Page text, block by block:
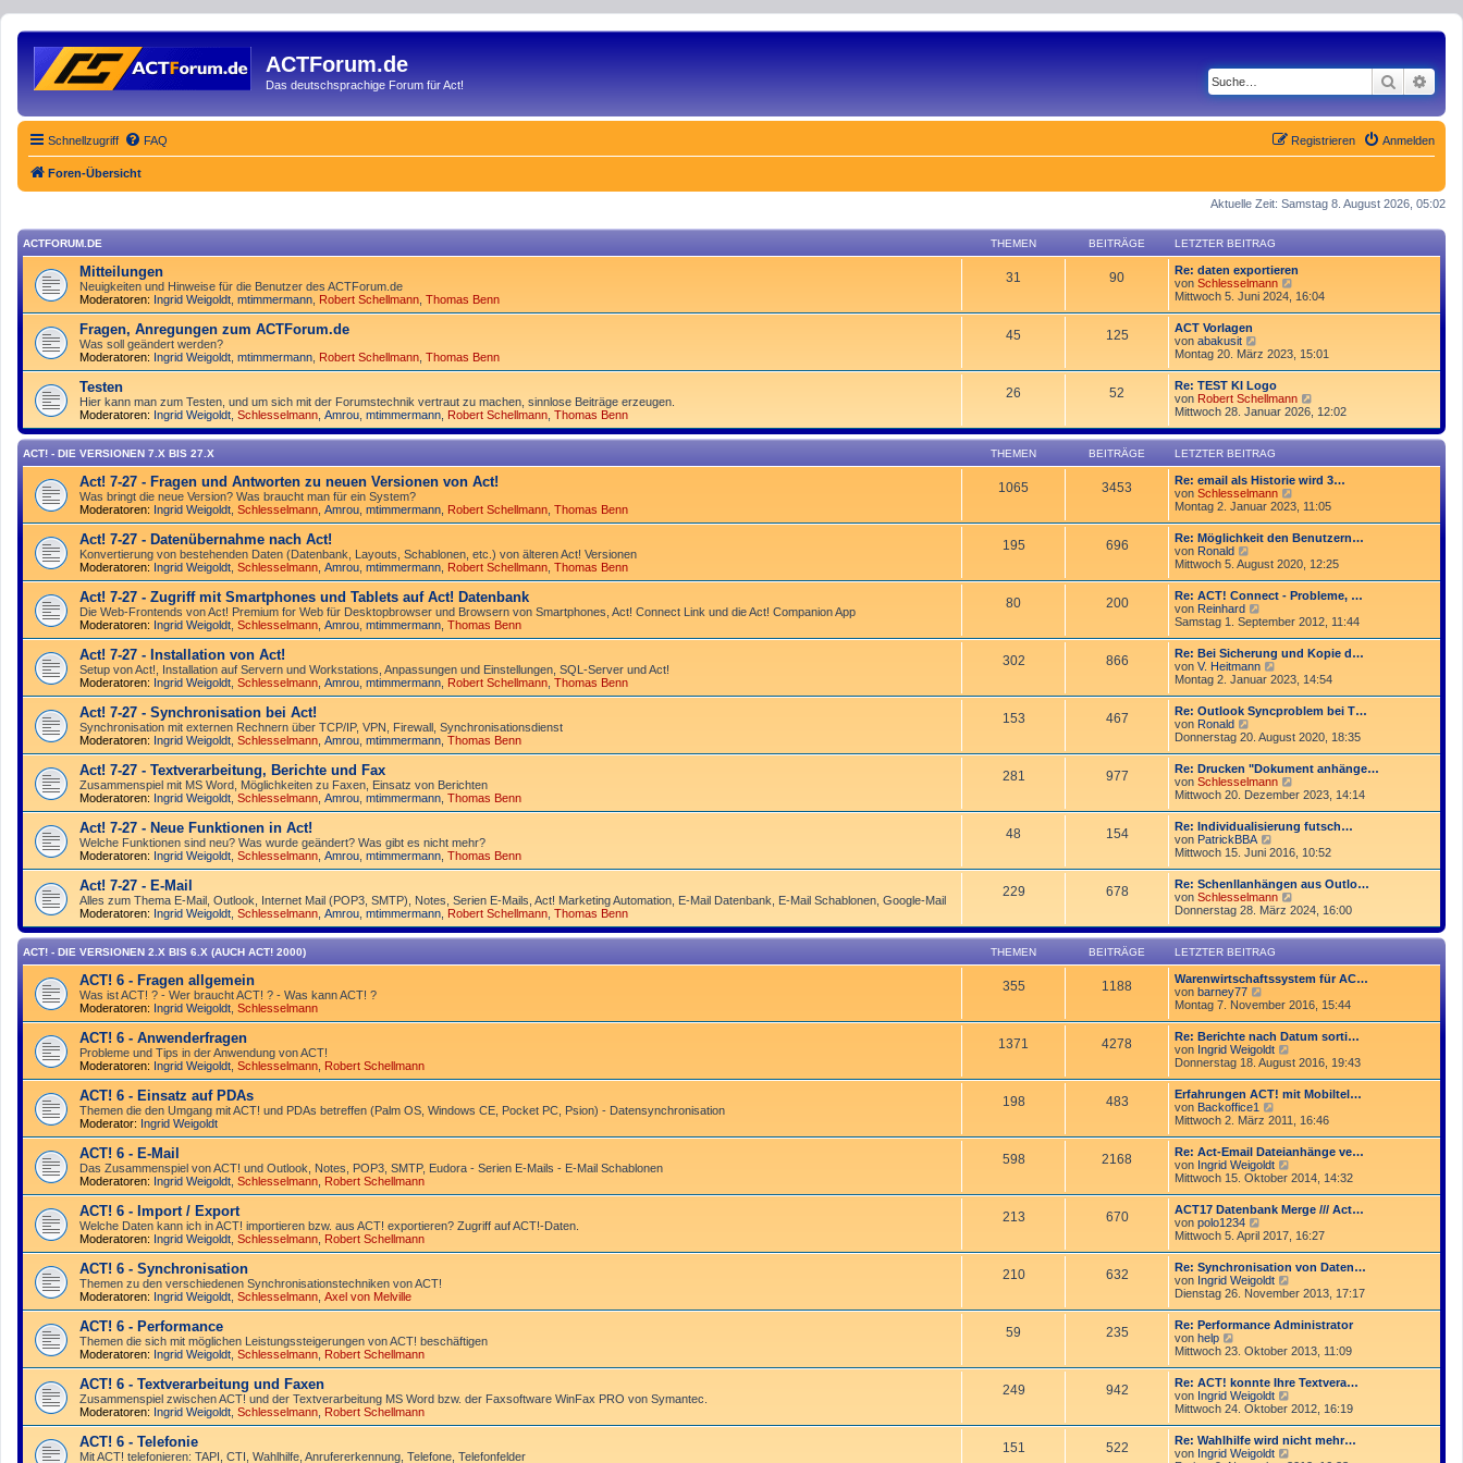
ACTForum.de
Das deutschsprachige Forum für Act! Suche
Schnellzugriff FAQ Anmelden
Registrieren
Foren-Übersicht
Aktuelle Zeit: Samstag 8. August 2026, 05:02
ACTFORUM.DE THEMEN BEITRÄGE LETZTER BEITRAG
Mitteilungen
Neuigkeiten und Hinweise für die Benutzer des ACTForum.de
Moderatoren: Ingrid Weigoldt mtimmermann Robert Schellmann Thomas Benn
31 90
Re: daten exportieren
von Schlesselmann
e
e
r
e
i
t
r
g
Mittwoch 5. Juni 2024, 16:04
Fragen, Anregungen zum ACTForum.de
Was soll geändert werden?
Moderatoren: Ingrid Weigoldt mtimmermann Robert Schellmann Thomas Benn
45 125
ACT Vorlagen
von abakusit
e
s
t
e
r
B
e
i
t
r
a
g
Montag 20. März 2023, 15:01
Testen
Hier kann man zum Testen, und um sich mit der Forumstechnik vertraut zu machen, sinnlose Beiträge erzeugen.
Moderatoren: Ingrid Weigoldt Schlesselmann Amrou mtimmermann Robert Schellmann Thomas Benn
26 52
Re: TEST KI Logo
von Robert Schellmann
e
e
e
r
B
e
i
t
a
g
Mittwoch 28. Januar 2026, 12:02
ACT! - DIE VERSIONEN 7.X BIS 27.X THEMEN BEITRÄGE LETZTER BEITRAG
Act! 7-27 - Fragen und Antworten zu neuen Versionen von Act!
Was bringt die neue Version? Was braucht man für ein System?
Moderatoren: Ingrid Weigoldt Schlesselmann Amrou mtimmermann Robert Schellmann Thomas Benn
1065 3453
Re: email als Historie wird 3…
von Schlesselmann
e
e
s
t
e
r
B
i
t
r
a
g
Montag 2. Januar 2023, 11:05
Act! 7-27 - Datenübernahme nach Act!
Konvertierung von bestehenden Daten (Datenbank, Layouts, Schablonen, etc.) von älteren Act! Versionen
Moderatoren: Ingrid Weigoldt Schlesselmann Amrou mtimmermann Robert Schellmann Thomas Benn
195 696
Re: Möglichkeit den Benutzern…
von Ronald
e
s
t
e
r
B
e
i
t
r
a
g
Mittwoch 5. August 2020, 12:25
Act! 7-27 - Zugriff mit Smart­phones und Tablets auf Act! Datenbank
Die Web-Frontends von Act! Premium for Web für Desktop­browser und Browsern von Smart­phones, Act! Connect Link und die Act! Companion App
Moderatoren: Ingrid Weigoldt Schlesselmann Amrou mtimmermann Thomas Benn
80 200
Re: ACT! Connect - Probleme, …
von Reinhard
e
s
e
r
B
i
t
r
a
g
Samstag 1. September 2012, 11:44
Act! 7-27 - Installation von Act!
Setup von Act!, Installation auf Servern und Workstations, Anpassungen und Einstellungen, SQL-Server und Act!
Moderatoren: Ingrid Weigoldt Schlesselmann Amrou mtimmermann Robert Schellmann Thomas Benn
302 866
Re: Bei Sicherung und Kopie d…
von V. Heitmann
e
s
e
r
B
e
i
t
r
a
g
Montag 2. Januar 2023, 14:54
Act! 7-27 - Synchronisation bei Act!
Synchro­nisation mit externen Rechnern über TCP/IP, VPN, Firewall, Synchroni­sations­dienst
Moderatoren: Ingrid Weigoldt Schlesselmann Amrou mtimmermann Thomas Benn
153 467
Re: Outlook Syncproblem bei T…
von Ronald
e
e
s
t
e
r
B
e
i
t
r
a
g
Donnerstag 20. August 2020, 18:35
Act! 7-27 - Text­­ver­arbei­tung, Berichte und Fax
Zusammenspiel mit MS Word, Möglichkeiten zu Faxen, Einsatz von Berichten
Moderatoren: Ingrid Weigoldt Schlesselmann Amrou mtimmermann Thomas Benn
281 977
Re: Drucken "Dokument anhänge…
von Schlesselmann
e
s
t
e
r
B
i
t
r
g
Mittwoch 20. Dezember 2023, 14:14
Act! 7-27 - Neue Funktionen in Act!
Welche Funktionen sind neu? Was wurde geändert? Was gibt es nicht mehr?
Moderatoren: Ingrid Weigoldt Schlesselmann Amrou mtimmermann Thomas Benn
48 154
Re: Individualisierung futsch…
von PatrickBBA
e
s
t
e
r
B
e
i
t
a
g
Mittwoch 15. Juni 2016, 10:52
Act! 7-27 - E-Mail
Alles zum Thema E-Mail, Outlook, Internet Mail (POP3, SMTP), Notes, Serien E-Mails, Act! Marketing Automation, E-Mail Datenbank, E-Mail Schablonen, Google-Mail
Moderatoren: Ingrid Weigoldt Schlesselmann Amrou mtimmermann Robert Schellmann Thomas Benn
229 678
Re: Schenllanhängen aus Outlo…
von Schlesselmann
e
e
e
r
B
e
i
t
a
g
Donnerstag 28. März 2024, 16:00
ACT! - DIE VERSIONEN 2.X BIS 6.X (AUCH ACT! 2000) THEMEN BEITRÄGE LETZTER BEITRAG
ACT! 6 - Fragen allgemein
Was ist ACT! ? - Wer braucht ACT! ? - Was kann ACT! ?
Moderatoren: Ingrid Weigoldt Schlesselmann
355 1188
Warenwirtschaftssystem für AC…
von barney77
e
e
s
t
e
r
B
e
i
t
r
a
g
Montag 7. November 2016, 15:44
ACT! 6 - Anwender­fragen
Probleme und Tips in der Anwendung von ACT!
Moderatoren: Ingrid Weigoldt Schlesselmann Robert Schellmann
1371 4278
Re: Berichte nach Datum sorti…
von Ingrid Weigoldt
e
e
s
t
e
r
B
i
t
r
a
g
Donnerstag 18. August 2016, 19:43
ACT! 6 - Einsatz auf PDAs
Themen die den Umgang mit ACT! und PDAs betreffen (Palm OS, Windows CE, Pocket PC, Psion) - Datensynchronisation
Moderator: Ingrid Weigoldt
198 483
Erfahrungen ACT! mit Mobiltel…
von Backoffice1
e
s
e
r
B
i
t
r
a
g
Mittwoch 2. März 2011, 16:46
ACT! 6 - E-Mail
Das Zusammen­spiel von ACT! und Outlook, Notes, POP3, SMTP, Eudora - Serien E-Mails - E-Mail Schablonen
Moderatoren: Ingrid Weigoldt Schlesselmann Robert Schellmann
598 2168
Re: Act-Email Dateianhänge ve…
von Ingrid Weigoldt
e
e
s
e
r
B
i
t
r
a
g
Mittwoch 15. Oktober 2014, 14:32
ACT! 6 - Import / Export
Welche Daten kann ich in ACT! importieren bzw. aus ACT! exportieren? Zugriff auf ACT!-Daten.
Moderatoren: Ingrid Weigoldt Schlesselmann Robert Schellmann
213 670
ACT17 Datenbank Merge /// Act…
von polo1234
e
s
t
e
r
B
i
t
r
a
g
Mittwoch 5. April 2017, 16:27
ACT! 6 - Synchro­nisation
Themen zu den verschiedenen Synchro­nisations­­techniken von ACT!
Moderatoren: Ingrid Weigoldt Schlesselmann Axel von Melville
210 632
Re: Synchronisation von Daten…
von Ingrid Weigoldt
e
s
t
e
r
B
i
t
r
a
Dienstag 26. November 2013, 17:17
ACT! 6 - Performance
Themen die sich mit möglichen Leistungssteigerungen von ACT! beschäftigen
Moderatoren: Ingrid Weigoldt Schlesselmann Robert Schellmann
59 235
Re: Performance Administrator
von help
e
s
t
e
r
B
e
Mittwoch 23. Oktober 2013, 11:09
ACT! 6 - Textverarbeitung und Faxen
Zusammenspiel zwischen ACT! und der Textverarbeitung MS Word bzw. der Faxsoftware WinFax PRO von Symantec.
Moderatoren: Ingrid Weigoldt Schlesselmann Robert Schellmann
249 942
Re: ACT! konnte Ihre Textvera…
von Ingrid Weigoldt
e
e
s
t
Mittwoch 24. Oktober 2012, 16:19
ACT! 6 - Telefonie
Mit ACT! telefonieren: TAPI, CTI, Wahlhilfe, Anrufererkennung, Telefone, Telefonfelder
151 522
Re: Wahlhilfe wird nicht mehr…
von Ingrid Weigoldt